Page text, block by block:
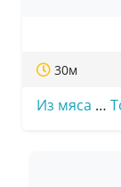
30м
Из мяса …